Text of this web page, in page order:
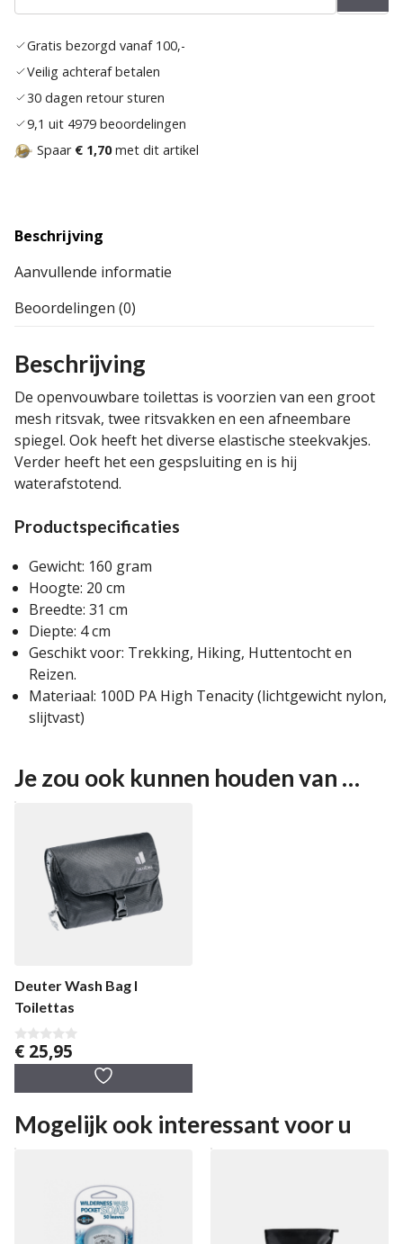
Gratis bezorgd vanaf 100,-
Veilig achteraf betalen
30 dagen retour sturen
9,1 uit 4979 beoordelingen
Spaar € 1,70met dit artikel
Beschrijving
Aanvullende informatie
Beoordelingen (0)
Beschrijving
De openvouwbare toilettas is voorzien van een groot
mesh ritsvak, twee ritsvakken en een afneembare
spiegel. Ook heeft het diverse elastische steekvakjes.
Verder heeft het een gespsluiting en is hij
waterafstotend.
Productspecificaties
Gewicht: 160 gram
Hoogte: 20 cm
Breedte: 31 cm
Diepte: 4 cm
Geschikt voor: Trekking, Hiking, Huttentocht en
Reizen.
Materiaal: 100D PA High Tenacity (lichtgewicht nylon,
slijtvast)
Je zou ook kunnen houden van …
Deuter Wash Bag I
Toilettas
0
v
€ 25,95
Mogelijk ook interessant voor u